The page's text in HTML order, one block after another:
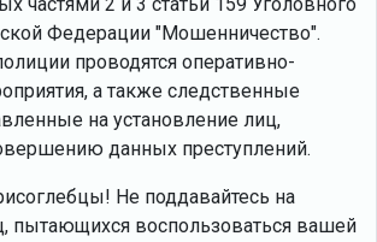
частями 2 и 3 статьи 159 Уголовного
Федерации "Мошенничество".
проводятся оперативно-
а также следственные
на установление лиц,
данных преступлений.
Не поддавайтесь на
пытающихся воспользоваться вашей